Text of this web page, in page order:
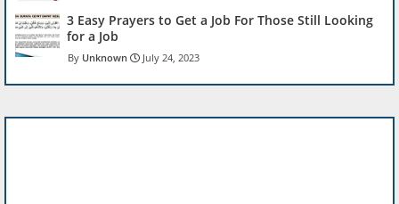
3 Easy Prayers to Get a Job For Those Still Looking
for a Job
Unknown July 24, 2023